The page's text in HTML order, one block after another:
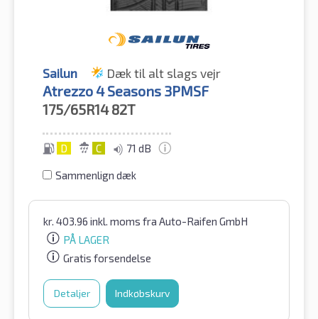
Sailun Dæk til alt slags vejr
Atrezzo 4 Seasons 3PMSF
175/65R14 82T
D C 71 dB
Sammenlign dæk
kr. 403.96 inkl. moms fra Auto-Raifen GmbH
PÅ LAGER
Gratis forsendelse
Detaljer Indkøbskurv